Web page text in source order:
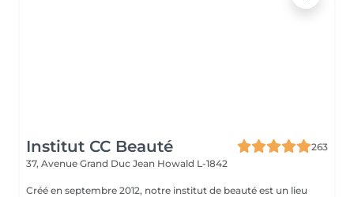
Institut CC Beauté
263
37, Avenue Grand Duc Jean Howald L-1842
Créé en septembre 2012, notre institut de beauté est un lieu